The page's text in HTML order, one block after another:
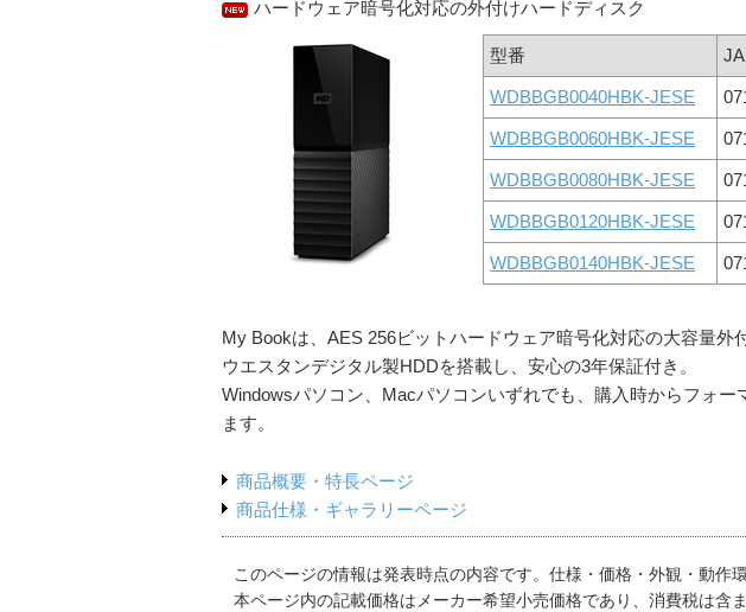
ハードウェア暗号化対応の外付けハードディスク
型番
WDBBGB0040HBK-JESE
WDBBGB0060HBK-JESE
WDBBGB0080HBK-JESE
WDBBGB0120HBK-JESE
WDBBGB0140HBK-JESE
My Bookは、AES 256ビットハードウェア暗号化対応の大容量外
ウエスタンデジタル製HDDを搭載し、安心の3年保証付き。
Windowsパソコン、Macパソコンいずれでも、購入時からフォー
ます。
商品概要・特長ページ
商品仕様・ギャラリーページ
このページの情報は発表時点の内容です。仕様・価格・外観・動作
本ページ内の記載価格はメーカー希望小売価格であり、消費税は含